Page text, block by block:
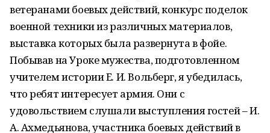
ветеранами боевых действий, конкурс поделок
военной техники из различных материалов,
выставка которых была развернута в фойе.
Побывав на Уроке мужества, подготовленном
учителем истории Е. И. Вольберг, я убедилась,
что ребят интересует армия. Они с
удовольствием слушали выступления гостей – И.
А. Ахмедьянова, участника боевых действий в